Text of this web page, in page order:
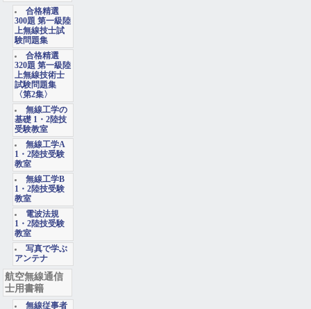
合格精選
300題 第一級陸
上無線技士試
験問題集
合格精選
320題 第一級陸
上無線技術士
試験問題集
〈第2集〉
無線工学の
基礎 1・2陸技
受験教室
無線工学A
1・2陸技受験
教室
無線工学B
1・2陸技受験
教室
電波法規
1・2陸技受験
教室
写真で学ぶ
アンテナ
航空無線通信
士用書籍
無線従事者